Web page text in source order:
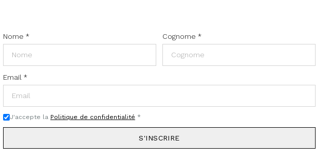
Nome * Cognome *
Email *
J'accepte la Politique de confidentialité *
S'INSCRIRE